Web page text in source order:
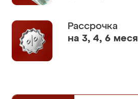
Рассрочка
на 3, 4, 6